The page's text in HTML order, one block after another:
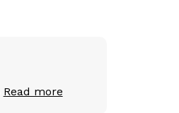
Read more